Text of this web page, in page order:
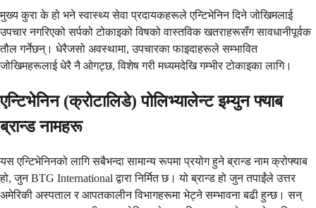
मुख्य कुरा के हो भने स्वास्थ्य सेवा प्रदायकहरूले एन्टिभेनिन दिने जोखिमलाई
उपचार नगरिएको सर्पको टोकाइको विषको वास्तविक खतराहरूसँग सावधानीपूर्वक
तौल गर्नेछन्। धेरैजसो अवस्थामा, उपचारका फाइदाहरूले सम्भावित
जोखिमहरूलाई धेरै नै ओगट्छ, विशेष गरी मध्यमदेखि गम्भीर टोकाइका लागि।
एन्टिभेनिन (क्रोटालिडे) पोलिभ्यालेन्ट इम्युन फ्याब
ब्रान्ड नामहरू
यस एन्टिभेनिनको लागि सबैभन्दा सामान्य रूपमा प्रयोग हुने ब्रान्ड नाम क्रोफ्याब
हो, जुन BTG International द्वारा निर्मित छ। यो ब्रान्ड हो जुन तपाईंले उत्तर
अमेरिकी अस्पताल र आपतकालीन विभागहरूमा भेट्ने सम्भावना बढी हुन्छ। सन्